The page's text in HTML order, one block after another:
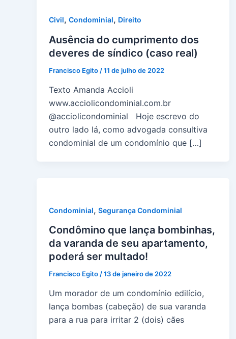
Civil, Condominial, Direito
Ausência do cumprimento dos
deveres de síndico (caso real)
Francisco Egito /11 de julho de 2022
Texto Amanda Accioli
www.acciolicondominial.com.br
@acciolicondominial Hoje escrevo do
outro lado lá, como advogada consultiva
condominial de um condomínio que […]
Condominial, Segurança Condominial
Condômino que lança bombinhas,
da varanda de seu apartamento,
poderá ser multado!
Francisco Egito/13 de janeiro de 2022
Um morador de um condomínio edilício,
lança bombas (cabeção) de sua varanda
para a rua para irritar 2 (dois) cães